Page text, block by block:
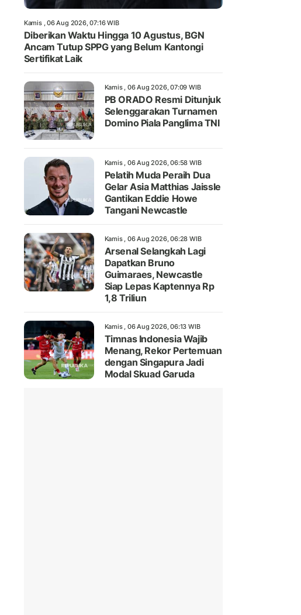
Kamis , 06 Aug 2026, 07:16 WIB
Diberikan Waktu Hingga 10 Agustus, BGN
Ancam Tutup SPPG yang Belum Kantongi
Sertifikat Laik
Kamis , 06 Aug 2026, 07:09 WIB
PB ORADO Resmi Ditunjuk
Selenggarakan Turnamen
Domino Piala Panglima TNI
Kamis , 06 Aug 2026, 06:58 WIB
Pelatih Muda Peraih Dua
Gelar Asia Matthias Jaissle
Gantikan Eddie Howe
Tangani Newcastle
Kamis , 06 Aug 2026, 06:28 WIB
Arsenal Selangkah Lagi
Dapatkan Bruno
Guimaraes, Newcastle
Siap Lepas Kaptennya Rp
1,8 Triliun
Kamis , 06 Aug 2026, 06:13 WIB
Timnas Indonesia Wajib
Menang, Rekor Pertemuan
dengan Singapura Jadi
Modal Skuad Garuda